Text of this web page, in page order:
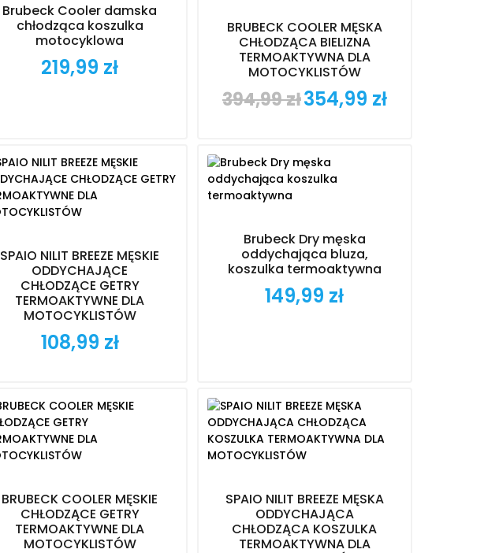
Brubeck Cooler damska
chłodząca koszulka
motocyklowa
Cena
219,99 zł
BRUBECK COOLER MĘSKA
CHŁODZĄCA BIELIZNA
TERMOAKTYWNA DLA
MOTOCYKLISTÓW
Cena
394,99 złCena
354,99 zł
SPAIO NILIT BREEZE MĘSKIE
ODDYCHAJĄCE
CHŁODZĄCE GETRY
TERMOAKTYWNE DLA
MOTOCYKLISTÓW
Cena
108,99 zł
Brubeck Dry męska
oddychająca bluza,
koszulka termoaktywna
Cena
149,99 zł
BRUBECK COOLER MĘSKIE
CHŁODZĄCE GETRY
TERMOAKTYWNE DLA
MOTOCYKLISTÓW
SPAIO NILIT BREEZE MĘSKA
ODDYCHAJĄCA
CHŁODZĄCA KOSZULKA
TERMOAKTYWNA DLA